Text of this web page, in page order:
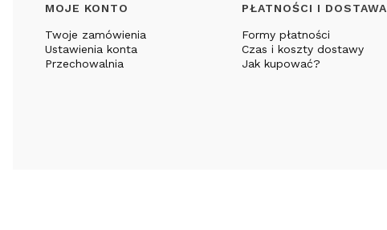
Linki w stopce
MOJE KONTO
Twoje zamówienia
Ustawienia konta
Przechowalnia
PŁATNOŚCI I DOSTAWA
Formy płatności
Czas i koszty dostawy
Jak kupować?